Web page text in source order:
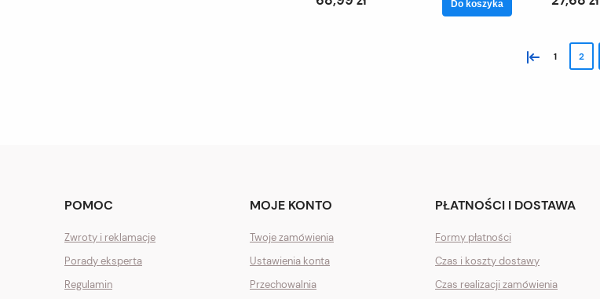
Do koszyka
« 1 2
POMOC
Zwroty i reklamacje
Porady eksperta
Regulamin
MOJE KONTO
Twoje zamówienia
Ustawienia konta
Przechowalnia
PŁATNOŚCI I DOSTAWA
Formy płatności
Czas i koszty dostawy
Czas realizacji zamówienia